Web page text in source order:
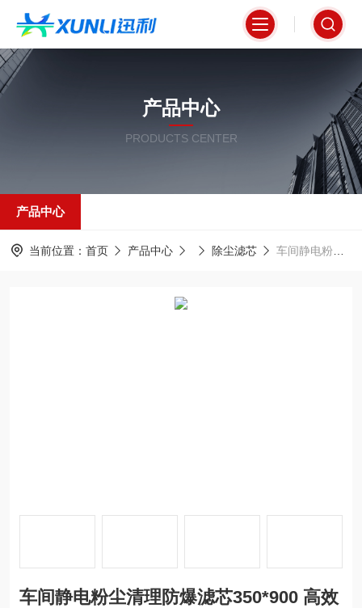
产品中心
PRODUCTS CENTER
产品中心
当前位置： 首页 产品中心 除尘滤芯 车间静电粉尘清理防爆滤芯350*900 高效
车间静电粉尘清理防爆滤芯350*900 高效